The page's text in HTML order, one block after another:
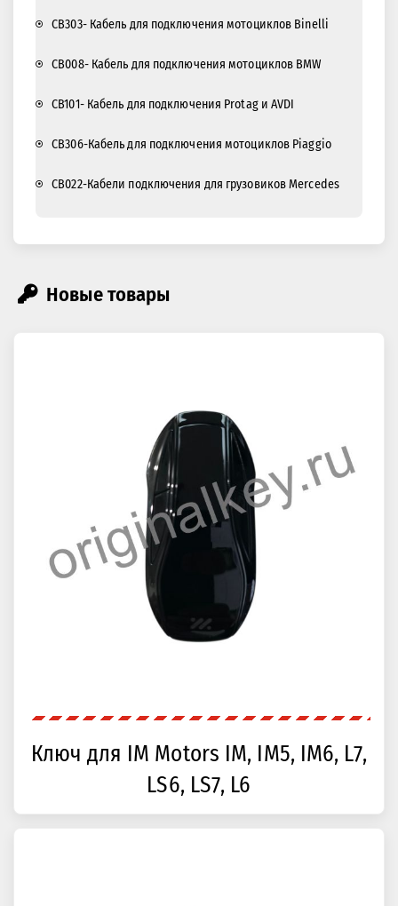
CB303- Кабель для подключения мотоциклов Binelli
CB008- Кабель для подключения мотоциклов BMW
CB101- Кабель для подключения Protag и AVDI
CB306-Кабель для подключения мотоциклов Piaggio
CB022-Кабели подключения для грузовиков Mercedes
Новые товары
Ключ для IM Motors IM, IM5, IM6, L7,
LS6, LS7, L6